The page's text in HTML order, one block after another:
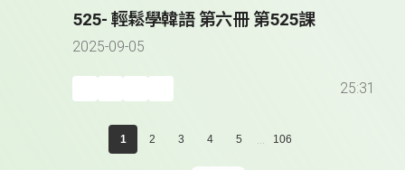
525- 輕鬆學韓語 第六冊 第525課
2025-09-05
25:31
1 2 3 4 5 ... 106